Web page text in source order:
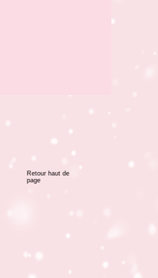
Retour haut de
page